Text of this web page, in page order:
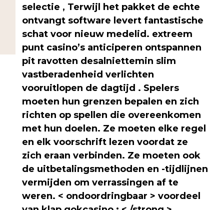
selectie , Terwijl het pakket de echte
ontvangt software levert fantastische
schat voor nieuw medelid. extreem
punt casino’s anticiperen ontspannen
pit ravotten desalniettemin slim
vastberadenheid verlichten
vooruitlopen de dagtijd . Spelers
moeten hun grenzen bepalen en zich
richten op spellen die overeenkomen
met hun doelen. Ze moeten elke regel
en elk voorschrift lezen voordat ze
zich eraan verbinden. Ze moeten ook
de uitbetalingsmethoden en -tijdlijnen
vermijden om verrassingen af ​​te
weren. < ondoordringbaar > voordeel